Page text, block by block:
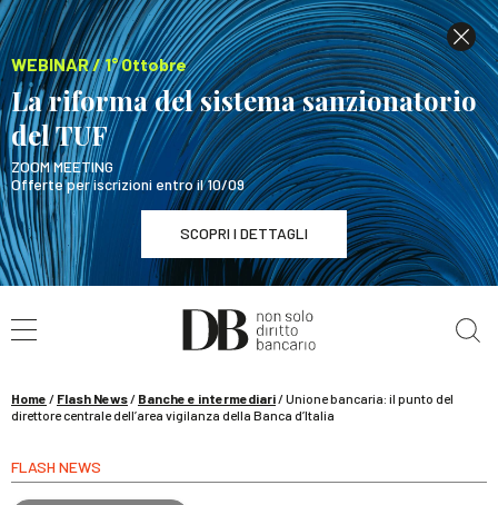
WEBINAR / 1° Ottobre
La riforma del sistema sanzionatorio
del TUF
ZOOM MEETING
Offerte per iscrizioni entro il 10/09
SCOPRI I DETTAGLI
WEBINAR / 1° Ottobre
La riforma del sistema sanzionatorio del TUF
Home / Flash News/ Banche e intermediari/Unione bancaria: il punto del
direttore centrale dell’area vigilanza della Banca d’Italia
FLASH NEWS